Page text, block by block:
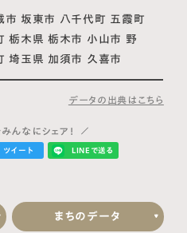
市 坂東市 八千代町 五霞町
栃木県 栃木市 小山市 野
埼玉県 加須市 久喜市
データの出典はこちら
んなにシェア！
ツイート LINEで送る
まちのデータ